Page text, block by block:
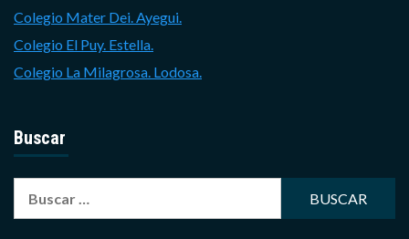
Colegio Mater Dei. Ayegui.
Colegio El Puy. Estella.
Colegio La Milagrosa. Lodosa.
Buscar